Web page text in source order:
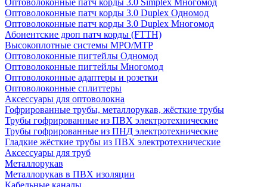
Оптоволоконные патч корды 3.0 Simplex Многомод
Оптоволоконные патч корды 3.0 Duplex Одномод
Оптоволоконные патч корды 3.0 Duplex Многомод
Абонентские дроп патч корды (FTTH)
Высокоплотные системы MPO/MTP
Оптоволоконные пигтейлы Одномод
Оптоволоконные пигтейлы Многомод
Оптоволоконные адаптеры и розетки
Оптоволоконные сплиттеры
Аксессуары для оптоволокна
Гофрированные трубы, металлорукав, жёсткие трубы
Трубы гофрированные из ПВХ электротехнические
Трубы гофрированные из ПНД электротехнические
Гладкие жёсткие трубы из ПВХ электротехнические
Аксессуары для труб
Металлорукав
Металлорукав в ПВХ изоляции